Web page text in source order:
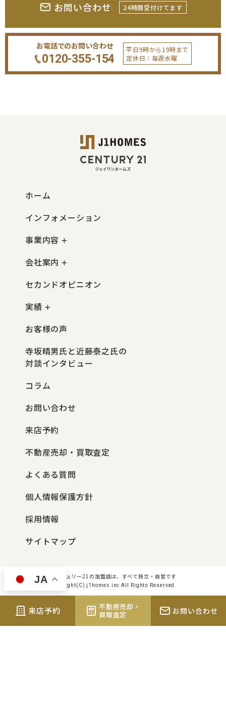
お問い合わせ 24時間受付けてます
お電話でのお問い合わせ
0120-355-154
平日9時から19時まで
定休日：毎週水曜
ホーム
インフォメーション
事業内容
会社案内
セカンドオピニオン
実績
お客様の声
寺坂晴男氏と近藤泰之氏の
対談インタビュー
コラム
お問い合わせ
来店予約
不動産売却・買取査定
よくある質問
個人情報保護方針
採用情報
サイトマップ
センチュリー21の加盟店は、すべて独立・自営です
Copyright(C) j1homes inc All Rights Reserved.
来店予約
不動産売却・
買取査定
お問い合わせ
JA